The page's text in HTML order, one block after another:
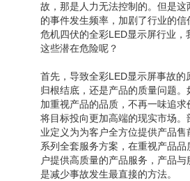
故，那是人力无法控制的。但是这
的事件发生频率，加剧了行业的
危机四伏的全彩LED显示屏行业，
这些潜在危险呢？
首先，导致全彩LED显示屏事故的
归根结底，还是产品的质量问题。
加重视产品的品质，不再一味追求
将目标投向更加高端的现实市场。
业定义为为客户全方位提供产品
系列全套服务方案，在重视产品品
户提供高质量的产品服务，产品
是减少事故发生最直接的方法。